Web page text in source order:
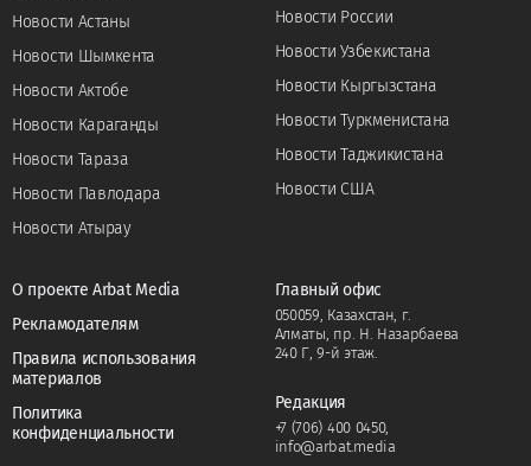
Новости Астаны
Новости Шымкента
Новости Актобе
Новости Караганды
Новости Тараза
Новости Павлодара
Новости Атырау
Новости России
Новости Узбекистана
Новости Кыргызстана
Новости Туркменистана
Новости Таджикистана
Новости США
О проекте Arbat Media
Рекламодателям
Правила использования
материалов
Политика
конфиденциальности
Главный офис
050059, Казахстан, г.
Алматы, пр. Н. Назарбаева
240 Г, 9-й этаж.
Редакция
+7 (706) 400 0450,
info@arbat.media